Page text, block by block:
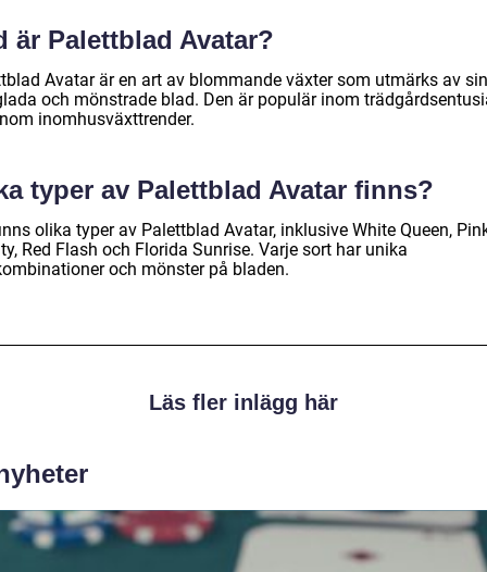
är Palettblad Avatar?
Avatar är en art av blommande växter som utmärks av
och mönstrade blad. Den är populär inom
inomhusväxttrender.
typer av Palettblad Avatar finns?
olika typer av Palettblad Avatar, inklusive White Queen,
Red Flash och Florida Sunrise. Varje sort har unika
och mönster på bladen.
Läs fler inlägg här